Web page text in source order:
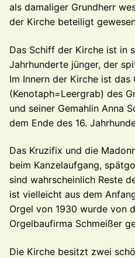
als damaliger Grundherr
der Kirche beteiligt
Das Schiff der Kirche ist in
Jahrhunderte jünger, der
Im Innern der Kirche ist das
(Kenotaph=Leergrab) des
und seiner Gemahlin Anna
dem Ende des 16.
Das Kruzifix und die
beim Kanzelaufgang,
sind wahrscheinlich Reste
ist vielleicht aus dem
Orgel von 1930 wurde von
Orgelbaufirma Schmeißer
Die Kirche besitzt zwei